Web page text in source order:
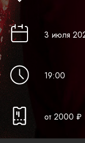
3 июля
19:00
от 2000 ₽